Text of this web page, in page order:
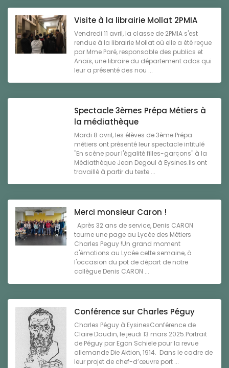
Visite à la librairie Mollat 2PMIA
Vendredi 11 avril, la classe de 2PMIA s'est
rendue à la librairie Mollat où elle a été reçue
par Mme Paré, responsable des publics et
Anaïs, une libraire du département ados qui
leur a présenté des nou ...
Spectacle 3èmes Prépa Métiers à
la médiathèque
Mardi 8 avril, les élèves de 3ème Prépa
métiers ont présenté leur spectacle intitulé
"En scène pour l'égalité filles-garçons" à la
Médiathèque Jean Degoul à Eysines.Ils ont
travaillé à partir du texte ...
Merci monsieur Caron !
Après 32 ans de service, Denis CARON
tourne une page au Lycée des Métiers
Charles Peguy !Un grand moment
d'émotions au Lycée cette semaine, à
l'occasion du pot de départ de notre
collègue Denis CARON ...
Conférence sur Charles Péguy
Charles Péguy à EysinesConférence de
Claire Daudin, le jeudi 13 mars 2025.Portrait
de Péguy par Egon Schiele pour la revue
allemande Die Aktion, 1914. Dans le cadre de
leur projet de chef-d’œuvre port ...